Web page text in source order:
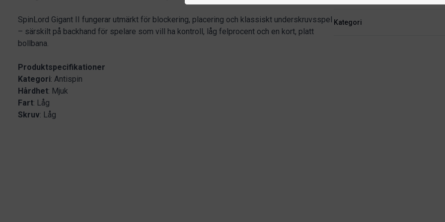
SpinLord Gigant II fungerar utmärkt för blockering, placering och klassiskt underskruvsspel
– särskilt på backhand för spelare som vill ha kontroll, låg felprocent och en kort, platt
bollbana.
Produktspecifikationer
Kategori: Antispin
Hårdhet: Mjuk
Fart: Låg
Skruv: Låg
Kategori